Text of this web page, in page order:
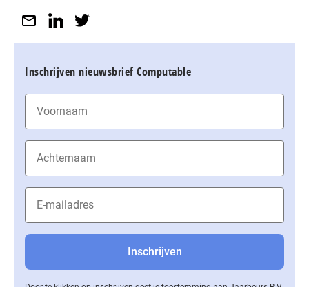
Inschrijven nieuwsbrief Computable